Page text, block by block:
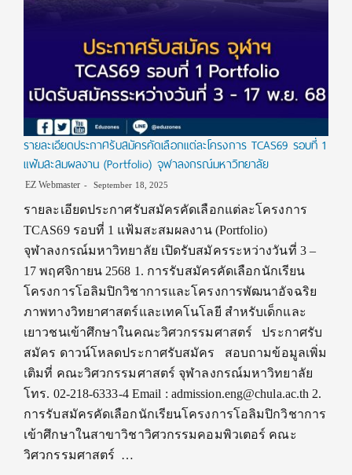
รายละเอียดประกาศรับสมัครคัดเลือกแต่ละโครงการ TCAS69 รอบที่ 1
แฟ้มสะสมผลงาน (Portfolio) จุฬาลงกรณ์มหาวิทยาลัย
EZ Webmaster September 18, 2025
รายละเอียดประกาศรับสมัครคัดเลือกแต่ละโครงการ
TCAS69 รอบที่ 1 แฟ้มสะสมผลงาน (Portfolio)
จุฬาลงกรณ์มหาวิทยาลัย เปิดรับสมัครระหว่างวันที่ 3 –
17 พฤศจิกายน 2568 1. การรับสมัครคัดเลือกนักเรียน
โครงการโอลิมปิกวิชาการและโครงการพัฒนาอัจฉริย
ภาพทางวิทยาศาสตร์และเทคโนโลยี สำหรับเด็กและ
เยาวชนเข้าศึกษาในคณะวิศวกรรมศาสตร์ ประกาศรับ
สมัคร ดาวน์โหลดประกาศรับสมัคร สอบถามข้อมูลเพิ่ม
เติมที่ คณะวิศวกรรมศาสตร์ จุฬาลงกรณ์มหาวิทยาลัย
โทร. 02-218-6333-4 Email : admission.eng@chula.ac.th 2.
การรับสมัครคัดเลือกนักเรียนโครงการโอลิมปิกวิชาการ
เข้าศึกษาในสาขาวิชาวิศวกรรมคอมพิวเตอร์ คณะ
วิศวกรรมศาสตร์ …